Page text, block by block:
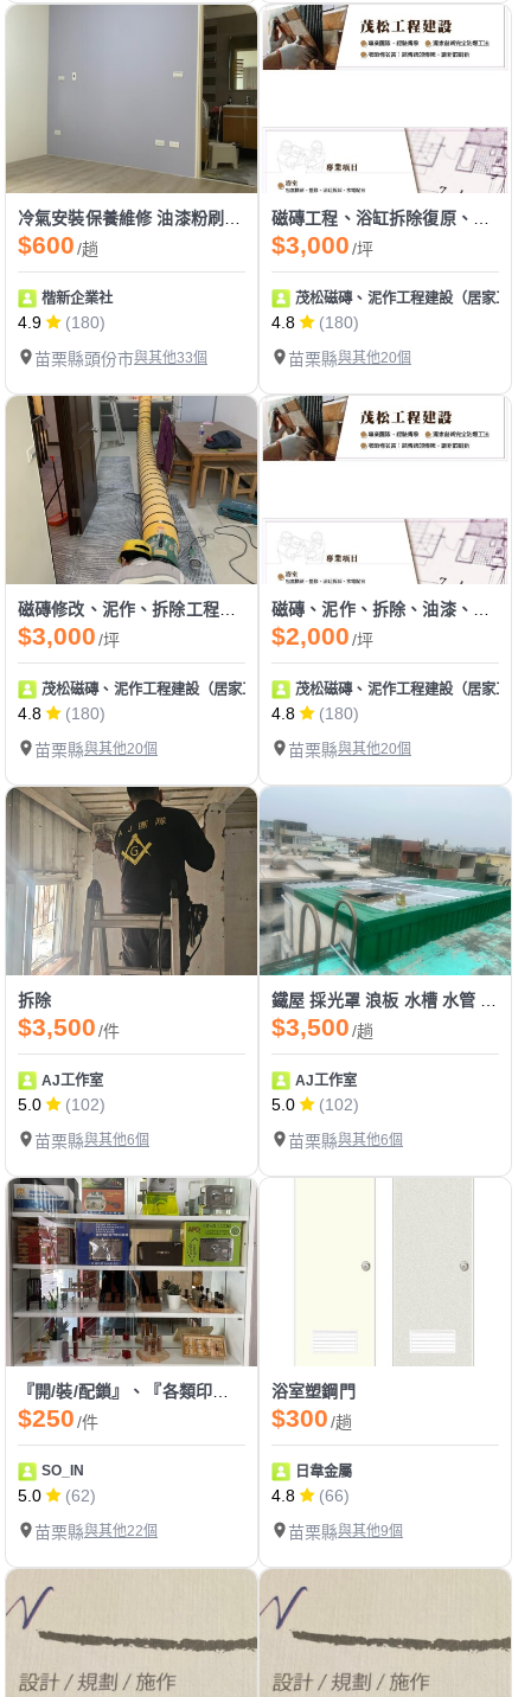
$600/趟
楷新企業社
4.9
(180)
苗栗縣頭份市與其他33個
$3,000/坪
茂松磁磚、泥作工程建設（居家工程
4.8
(180)
苗栗縣與其他20個
磁磚修改、泥作、拆除工程、油漆工程
$3,000/坪
茂松磁磚、泥作工程建設（居家工程皆可統包）
4.8
(180)
苗栗縣與其他20個
$2,000/坪
茂松磁磚、泥作工程建設（居家工程
4.8
(180)
苗栗縣與其他20個
拆除
$3,500/件
AJ工作室
5.0
(102)
苗栗縣與其他6個
$3,500/趟
AJ工作室
5.0
(102)
苗栗縣與其他6個
『開/裝/配鎖』、『各類印章製作』、『感應卡/遙控器拷貝』
$250/件
SO_IN
5.0
(62)
苗栗縣與其他22個
浴室塑鋼門
$300/趟
日韋金屬
4.8
(66)
苗栗縣與其他9個